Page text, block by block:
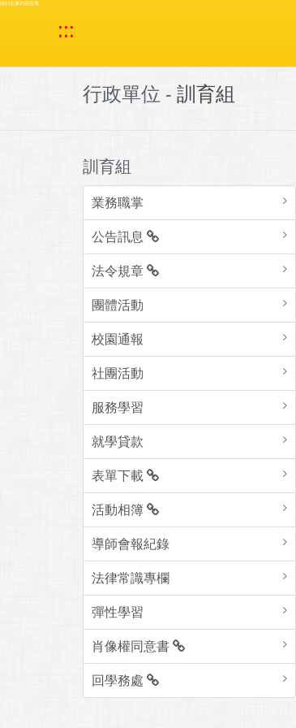
跳到主要內容區塊
:::
行政單位 - 訓育組
訓育組
業務職掌
公告訊息
法令規章
團體活動
校園通報
社團活動
服務學習
就學貸款
表單下載
活動相簿
導師會報紀錄
法律常識專欄
彈性學習
肖像權同意書
回學務處